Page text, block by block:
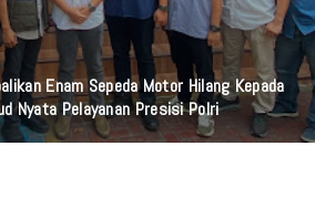
Enam Sepeda Motor Hilang Kepada
Nyata Pelayanan Presisi Polri